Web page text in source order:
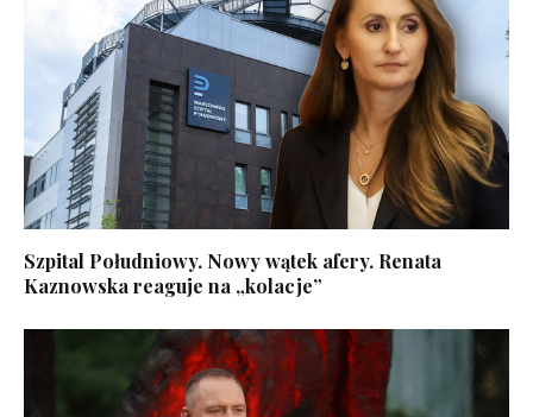
Szpital Południowy. Nowy wątek afery. Renata
Kaznowska reaguje na „kolacje”